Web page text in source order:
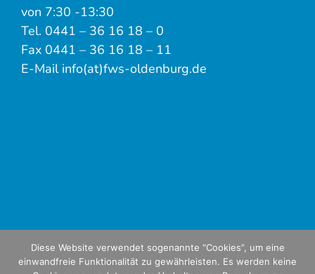
von 7:30 -13:30
Tel. 0441 – 36 16 18 – 0
Fax 0441 – 36 16 18 – 11
E-Mail info(at)fws-oldenburg.de
Diese Website verwendet sogenannte “Cookies”, um eine
einwandfreie Funktionalität zu gewährleisten. Es werden keine